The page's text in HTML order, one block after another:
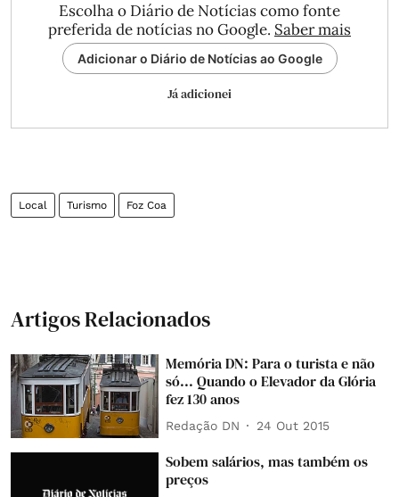
Escolha o Diário de Notícias como fonte
preferida de notícias no Google. Saber mais
Adicionar o Diário de Notícias ao Google
Já adicionei
Local Turismo Foz Coa
Artigos Relacionados
Memória DN: Para o turista e não
só... Quando o Elevador da Glória
fez 130 anos
Redação DN 24 Out 2015
Sobem salários, mas também os
preços